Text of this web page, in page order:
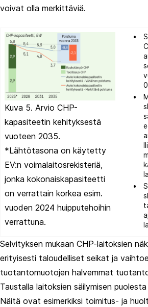
voivat olla merkittäviä.
Kuva 5. Arvio CHP-
kapasiteetin kehityksestä
vuoteen 2035.
*Lähtötasona on käytetty
EV:n voimalaitosrekisteriä,
jonka kokonaiskapasiteetti
on verrattain korkea esim.
vuoden 2024 huipputehoihin
verrattuna.
Selvityksen mukaan CHP-laitoksien
erityisesti taloudelliset seikat ja
tuotantomuotojen halvemmat
Taustalla laitoksien säilymisen
Näitä ovat esimerkiksi toimitus- ja